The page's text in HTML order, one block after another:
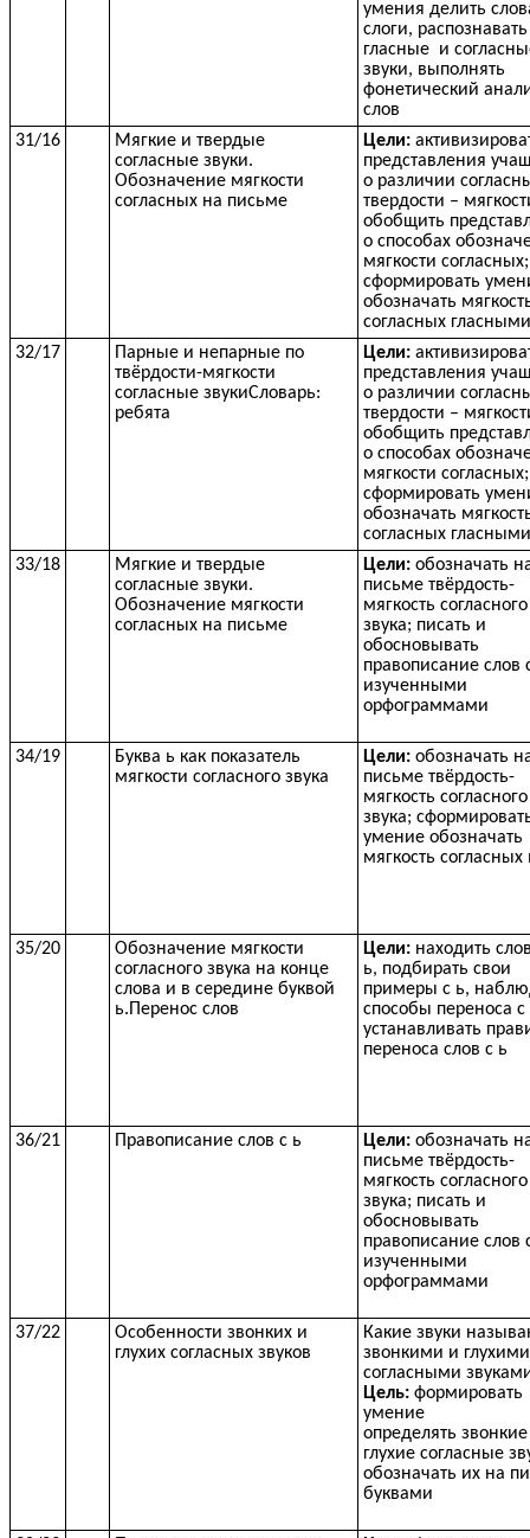
умения делить
слоги, распознавать
гласные и
звуки, выполнять
фонетический
слов
31/16
Мягкие и твердые
согласные звуки.
Обозначение мягкости
согласных на письме
Цели:
представления
о различии
твердости –
обобщить
о способах
мягкости согласных;
сформировать
обозначать
согласных гласными
32/17
Парные и непарные по
твёрдости-мягкости
согласные звукиСловарь:
ребята
Цели:
представления
о различии
твердости –
обобщить
о способах
мягкости согласных;
сформировать
обозначать
согласных гласными
33/18
Мягкие и твердые
согласные звуки.
Обозначение мягкости
согласных на письме
Цели: обозначать
письме твёрдость-
мягкость согласного
звука; писать и
обосновывать
правописание слов
изученными
орфограммами
34/19
Буква ь как показатель
мягкости согласного звука
Цели: обозначать
письме твёрдость-
мягкость согласного
звука;
умение обозначать
мягкость согласных
35/20
Обозначение мягкости
согласного звука на конце
слова и в середине буквой
ь.Перенос слов
Цели: находить
ь, подбирать свои
примеры с ь,
способы переноса с
устанавливать
переноса слов с ь
36/21 Правописание слов с ь Цели: обозначать
письме твёрдость-
мягкость согласного
звука; писать и
обосновывать
правописание слов
изученными
орфограммами
37/22
Особенности звонких и
глухих согласных звуков
Какие звуки
звонкими и глухими
согласными
Цель: формировать
умение
определять
глухие согласные
обозначать их на
буквами